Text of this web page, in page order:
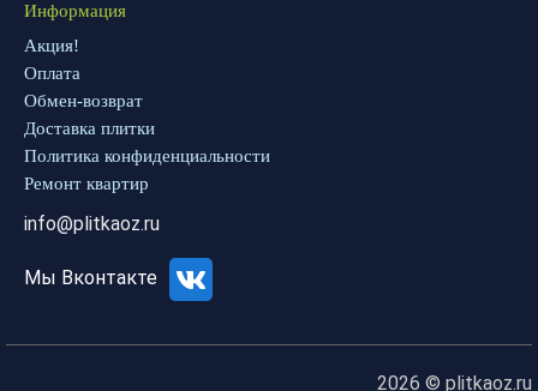
Информация
Акция!
Оплата
Обмен-возврат
Доставка плитки
Политика конфиденциальности
Ремонт квартир
info@plitkaoz.ru
Мы Вконтакте
2026 © plitkaoz.ru